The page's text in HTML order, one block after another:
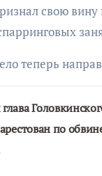
свою вину
теперь
по